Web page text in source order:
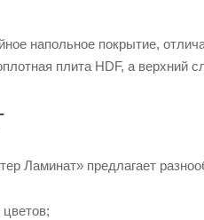
напольное покрытие,
плита HDF, а верхний
Ламинат» предлагает